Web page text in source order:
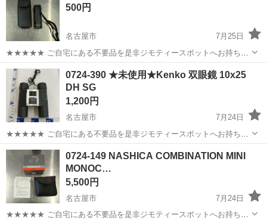
500円
名古屋市
7月25日
★★★★★ ご自宅にある不要品を是非ジモティースポットへお持ち込
みしませんか？ 家電、趣味・スポーツ・レジャー用品、こども用品、
衣料服飾品、生活雑貨、家具、本、CD・DVDなどが無料でまとめて持
ち込めます！ ※詳細はこ...
愛知 名古屋市 望遠鏡、顕微鏡
0724-390 ★未使用★Kenko 双眼鏡 10x25
DH SG
1,200円
名古屋市
7月24日
★★★★★ ご自宅にある不要品を是非ジモティースポットへお持ち込
みしませんか？ 家電、趣味・スポーツ・レジャー用品、こども用品、
衣料服飾品、生活雑貨、家具、本、CD・DVDなどが無料でまとめて持
ち込めます！ ※詳細はこ...
愛知 名古屋市
0724-149 NASHICA COMBINATION MINI
MONOC…
5,500円
名古屋市
7月24日
★★★★★ ご自宅にある不要品を是非ジモティースポットへお持ち込